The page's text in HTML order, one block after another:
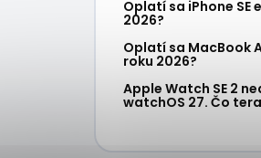
Oplatí sa iPhone SE
2026?
Oplatí sa MacBook
roku 2026?
Apple Watch SE 2
watchOS 27. Čo